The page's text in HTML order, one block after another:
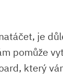
je
pomůže
který